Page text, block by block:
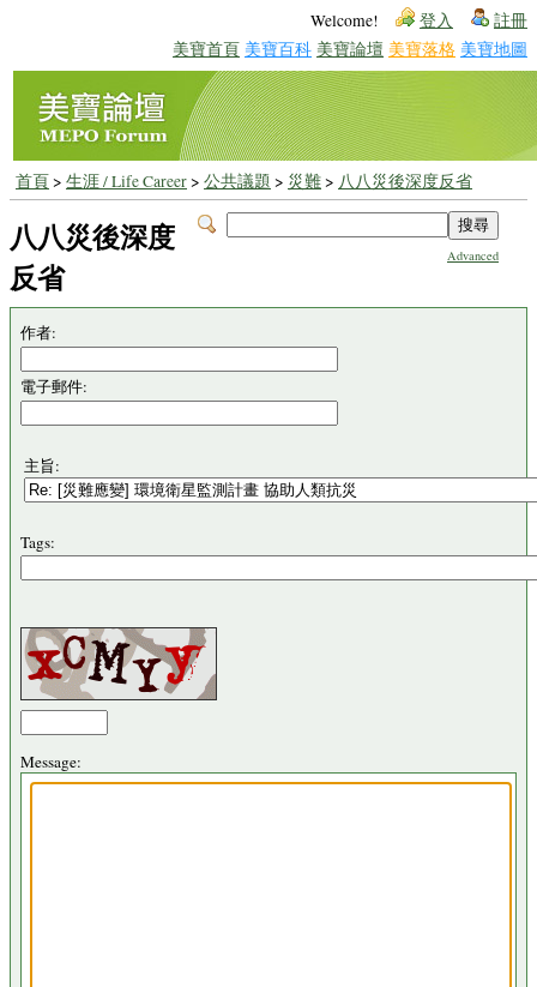
Welcome! 登入 註冊
美寶首頁 美寶百科 美寶論壇 美寶落格 美寶地圖
首頁> 生涯 / Life Career> 公共議題 > 災難> 八八災後深度反省
Advanced
八八災後深度
反省
作者:
電子郵件:
主旨:
Tags:
Message: